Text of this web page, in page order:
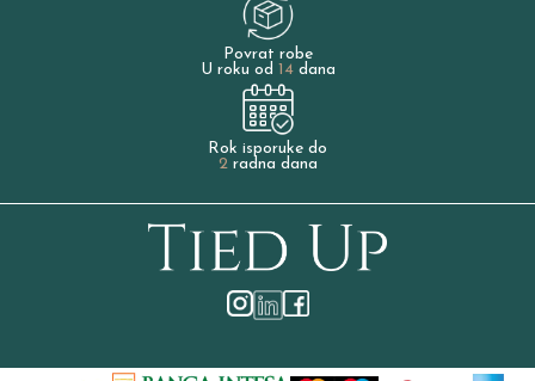
Povrat robe
U roku od 14dana
Rok isporuke do
2radna dana